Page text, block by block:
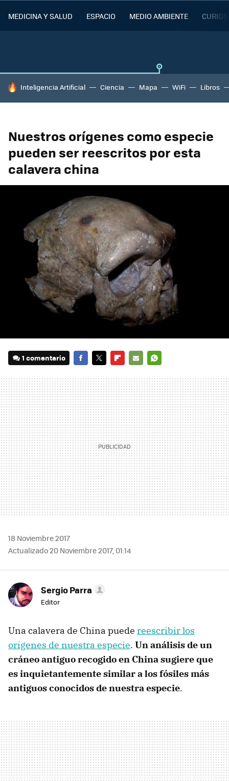
MEDICINA Y SALUD ESPACIO MEDIO AMBIENTE
HOY SE HABLA DE
Inteligencia Artificial Ciencia Mapa WiFi Libros
Nuestros orígenes como especie
pueden ser reescritos por esta
calavera china
1 comentario
MAIL
18 Noviembre 2017
Actualizado 20 Noviembre 2017, 01:14
Sergio Parra
Editor
Una calavera de China puede reescribir los
orígenes de nuestra especie. Un análisis de un
cráneo antiguo recogido en China sugiere que
es inquietantemente similar a los fósiles más
antiguos conocidos de nuestra especie.